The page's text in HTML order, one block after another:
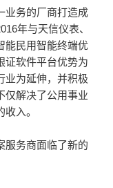
业务的厂商打造成
年与天信仪表、
能民用智能终端优
证软件平台优势为
业为延伸，并积极
仅解决了公用事业
入。
服务商面临了新的